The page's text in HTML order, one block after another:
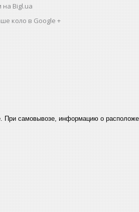
на Bigl.ua
коло в Google +
самовывозе, информацию о